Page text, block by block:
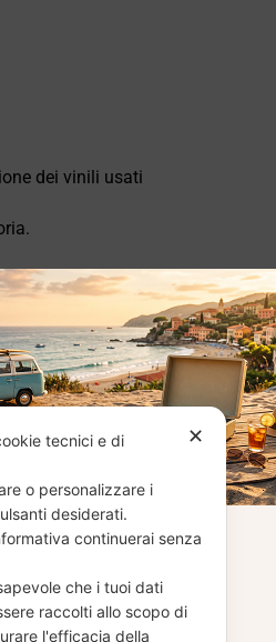
dei vinili usati
online?
i vinili usati
✕
tecnici e di
o personalizzare i
desiderati.
continuerai senza
che i tuoi dati
raccolti allo scopo di
l'efficacia della